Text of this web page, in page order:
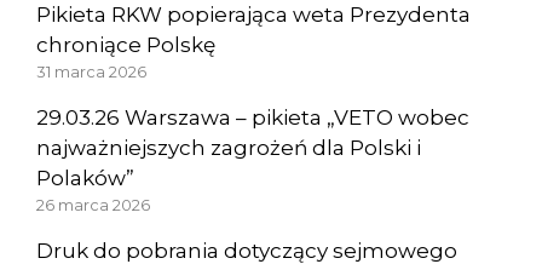
Pikieta RKW popierająca weta Prezydenta
chroniące Polskę
31 marca 2026
29.03.26 Warszawa – pikieta „VETO wobec
najważniejszych zagrożeń dla Polski i
Polaków”
26 marca 2026
Druk do pobrania dotyczący sejmowego